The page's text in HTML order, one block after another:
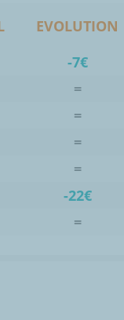
EVOLUTION
-7€
=
=
=
=
-22€
=